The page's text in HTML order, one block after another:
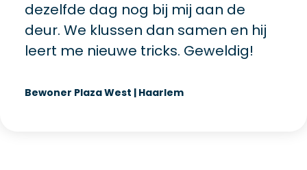
dezelfde dag nog bij mij aan de
deur. We klussen dan samen en hij
leert me nieuwe tricks. Geweldig!
Bewoner Plaza West | Haarlem